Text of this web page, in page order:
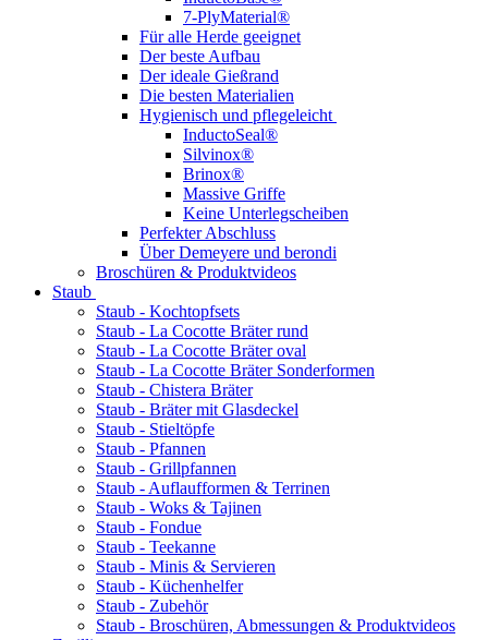
7-PlyMaterial®
Für alle Herde geeignet
Der beste Aufbau
Der ideale Gießrand
Die besten Materialien
Hygienisch und pflegeleicht
InductoSeal®
Silvinox®
Brinox®
Massive Griffe
Keine Unterlegscheiben
Perfekter Abschluss
Über Demeyere und berondi
Broschüren & Produktvideos
Staub
Staub - Kochtopfsets
Staub - La Cocotte Bräter rund
Staub - La Cocotte Bräter oval
Staub - La Cocotte Bräter Sonderformen
Staub - Chistera Bräter
Staub - Bräter mit Glasdeckel
Staub - Stieltöpfe
Staub - Pfannen
Staub - Grillpfannen
Staub - Auflaufformen & Terrinen
Staub - Woks & Tajinen
Staub - Fondue
Staub - Teekanne
Staub - Minis & Servieren
Staub - Küchenhelfer
Staub - Zubehör
Staub - Broschüren, Abmessungen & Produktvideos